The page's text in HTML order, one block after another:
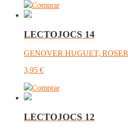
Comprar
LECTOJOCS 14
GENOVER HUGUET, ROSER
3,95 €
Comprar
LECTOJOCS 12